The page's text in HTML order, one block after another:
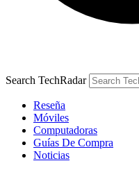
Search TechRadar
Reseña
Móviles
Computadoras
Guías De Compra
Noticias